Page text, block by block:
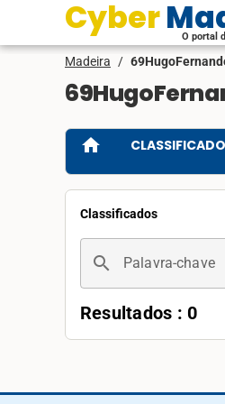
Cyber O portal
Madeira /
home
Classificados
search Palavra-chave
Resultados : 0